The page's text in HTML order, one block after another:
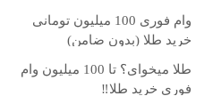
وام فوری 100 میلیون تومانی
خرید طلا (بدون ضامن)
طلا میخوای؟ تا 100 میلیون وام
فوری خرید طلا‼️